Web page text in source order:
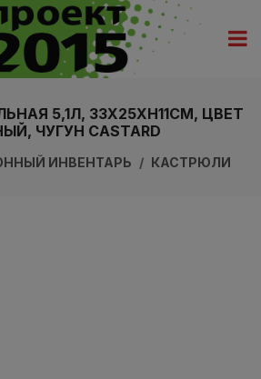
5,1Л, 33X25XH11СМ, ЦВЕТ
ЧУГУН CASTARD
ИНВЕНТАРЬ КАСТРЮЛИ